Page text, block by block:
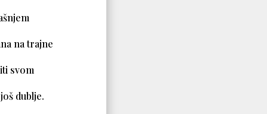
na trajne
svom
dublje.